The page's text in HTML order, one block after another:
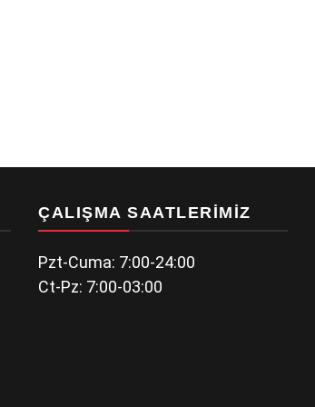
ÇALIŞMA SAATLERIMIZ
Pzt-Cuma: 7:00-24:00
Ct-Pz: 7:00-03:00